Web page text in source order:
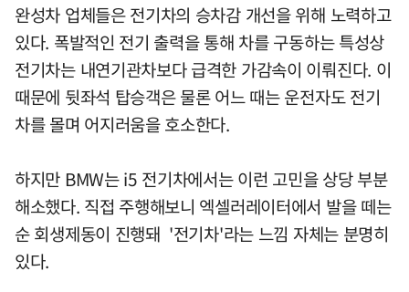
완성차 업체들은 전기차의 승차감 개선을 위해 노력하고
있다. 폭발적인 전기 출력을 통해 차를 구동하는 특성상
전기차는 내연기관차보다 급격한 가감속이 이뤄진다. 이
때문에 뒷좌석 탑승객은 물론 어느 때는 운전자도 전기
차를 몰며 어지러움을 호소한다.
하지만 BMW는 i5 전기차에서는 이런 고민을 상당 부분
해소했다. 직접 주행해보니 엑셀러레이터에서 발을 떼는
순 회생제동이 진행돼 '전기차'라는 느낌 자체는 분명히
있다.